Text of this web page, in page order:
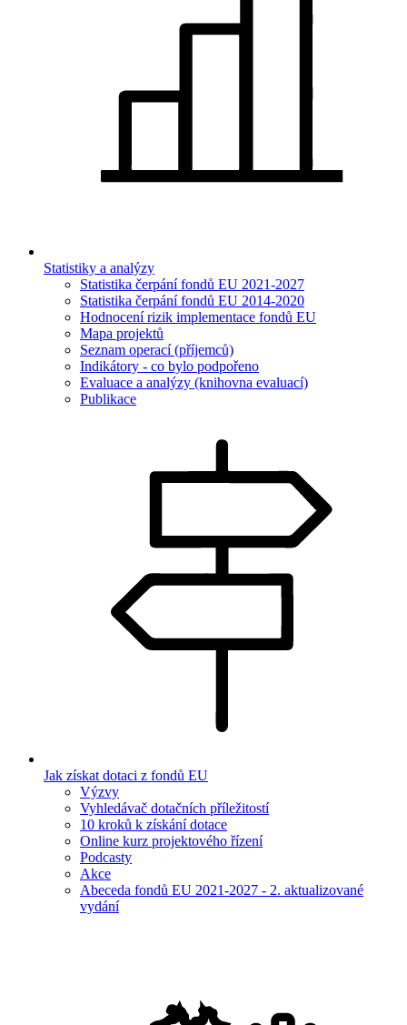
Statistiky a analýzy
Statistika čerpání fondů EU 2021-2027
Statistika čerpání fondů EU 2014-2020
Hodnocení rizik implementace fondů EU
Mapa projektů
Seznam operací (příjemců)
Indikátory - co bylo podpořeno
Evaluace a analýzy (knihovna evaluací)
Publikace
Jak získat dotaci z fondů EU
Výzvy
Vyhledávač dotačních příležitostí
10 kroků k získání dotace
Online kurz projektového řízení
Podcasty
Akce
Abeceda fondů EU 2021-2027 - 2. aktualizované
vydání